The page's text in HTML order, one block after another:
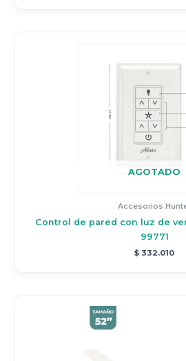
AGOTADO
Accesorios
Control de pared con luz de
99771
$ 332.010